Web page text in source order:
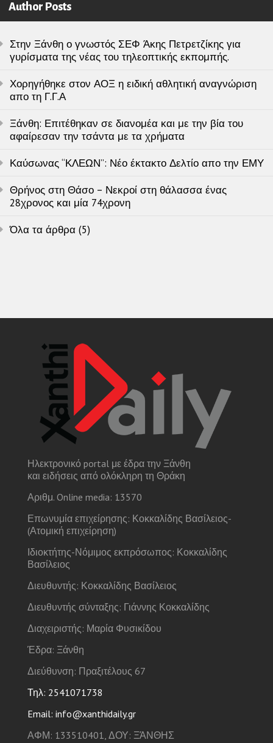
Author Posts
Στην Ξάνθη ο γνωστός ΣΕΦ Άκης Πετρετζίκης για
γυρίσματα της νέας του τηλεοπτικής εκπομπής.
Χορηγήθηκε στον ΑΟΞ η ειδική αθλητική αναγνώριση
απο τη Γ.Γ.Α
Ξάνθη: Επιτέθηκαν σε διανομέα και με την βία του
αφαίρεσαν την τσάντα με τα χρήματα
Καύσωνας “ΚΛΕΩΝ”: Νέο έκτακτο Δελτίο απο την ΕΜΥ
Θρήνος στη Θάσο – Νεκροί στη θάλασσα ένας
28χρονος και μία 74χρονη
Όλα τα άρθρα (5)
Ηλεκτρονικό portal με έδρα την Ξάνθη
και ειδήσεις από ολόκληρη τη Θράκη
Αριθμ. Online media: 13570
Επωνυμία επιχείρησης: Κοκκαλίδης Βασίλειος-
(Ατομική επιχείρηση)
Ιδιοκτήτης-Νόμιμος εκπρόσωπος: Κοκκαλίδης
Βασίλειος
Διευθυντής: Κοκκαλίδης Βασίλειος
Διευθυντής σύνταξης: Γιάννης Κοκκαλίδης
Διαχειριστής: Μαρία Φυσικίδου
Έδρα: Ξάνθη
Διεύθυνση: Πραξιτέλους 67
Τηλ: 2541071738
Email: info@xanthidaily.gr
ΑΦΜ: 133510401, ΔΟΥ: ΞΆΝΘΗΣ